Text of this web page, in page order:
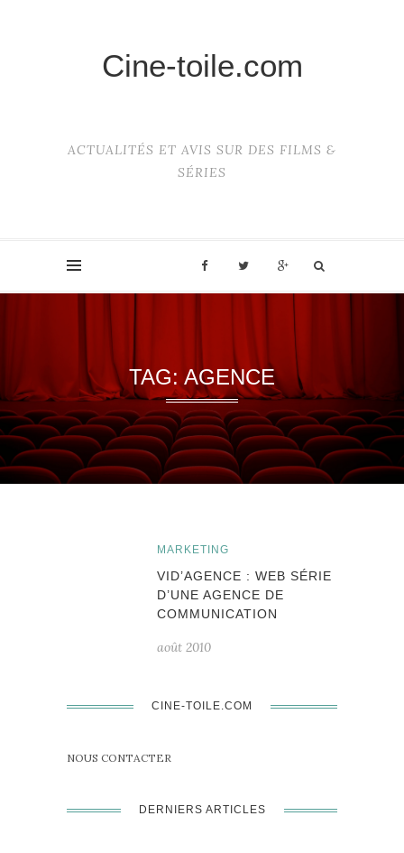
Cine-toile.com
ACTUALITÉS ET AVIS SUR DES FILMS &
SÉRIES
TAG: AGENCE
MARKETING
VID’AGENCE : WEB SÉRIE
D’UNE AGENCE DE
COMMUNICATION
août 2010
CINE-TOILE.COM
NOUS CONTACTER
DERNIERS ARTICLES